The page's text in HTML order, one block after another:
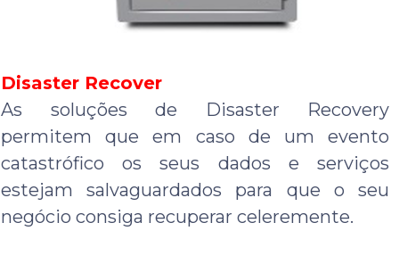
Disaster Recover
As soluções de Disaster Recovery
permitem que em caso de um evento
catastrófico os seus dados e serviços
estejam salvaguardados para que o seu
negócio consiga recuperar celeremente.